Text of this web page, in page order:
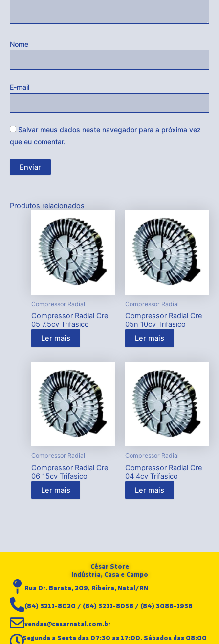
Nome
E-mail
Salvar meus dados neste navegador para a próxima vez
que eu comentar.
Produtos relacionados
Compressor Radial
Compressor Radial Cre
05 7.5cv Trifasico
Ler mais
Compressor Radial
Compressor Radial Cre
05n 10cv Trifasico
Ler mais
Compressor Radial
Compressor Radial Cre
06 15cv Trifasico
Ler mais
Compressor Radial
Compressor Radial Cre
04 4cv Trifasico
Ler mais
César Store
Indústria, Casa e Campo
Rua Dr. Barata, 209, Ribeira, Natal/RN
(84) 3211-8020 / (84) 3211-8058 / (84) 3086-1938
vendas@cesarnatal.com.br
Segunda a Sexta das 07:30 as 17:00. Sábados das 08:00